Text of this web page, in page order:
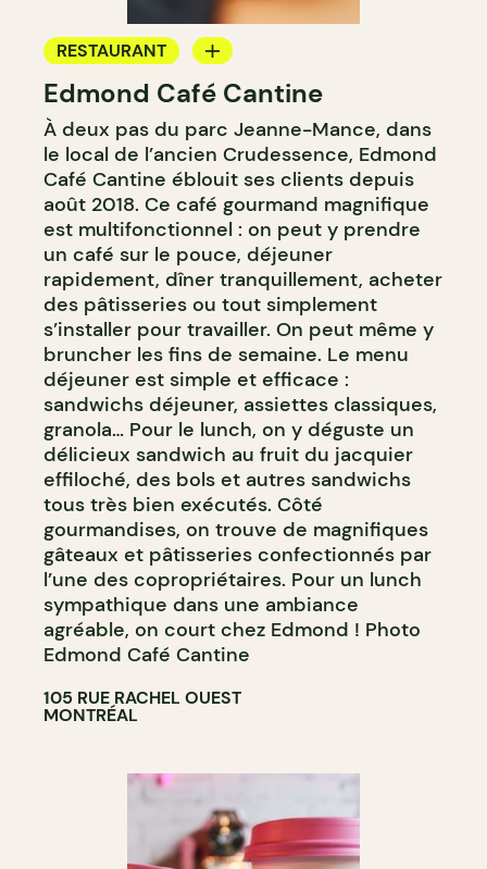
RESTAURANT
CAFÉ
COMPTOIR
CAVISTE
Edmond Café Cantine
À deux pas du parc Jeanne-Mance, dans
le local de l’ancien Crudessence, Edmond
Café Cantine éblouit ses clients depuis
août 2018. Ce café gourmand magnifique
est multifonctionnel : on peut y prendre
un café sur le pouce, déjeuner
rapidement, dîner tranquillement, acheter
des pâtisseries ou tout simplement
s’installer pour travailler. On peut même y
bruncher les fins de semaine. Le menu
déjeuner est simple et efficace :
sandwichs déjeuner, assiettes classiques,
granola… Pour le lunch, on y déguste un
délicieux sandwich au fruit du jacquier
effiloché, des bols et autres sandwichs
tous très bien exécutés. Côté
gourmandises, on trouve de magnifiques
gâteaux et pâtisseries confectionnés par
l’une des copropriétaires. Pour un lunch
sympathique dans une ambiance
agréable, on court chez Edmond ! Photo
Edmond Café Cantine
105 RUE RACHEL OUEST
MONTRÉAL